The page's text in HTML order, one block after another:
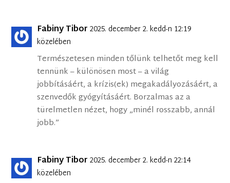
Fabiny Tibor 2025. december 2. kedd-n 12:19
közelében
Természetesen minden tőlünk telhetőt meg kell
tennünk – különösen most – a világ
jobbításáért, a krízis(ek) megakadályozásáért, a
szenvedők gyógyításáért. Borzalmas az a
türelmetlen nézet, hogy „minél rosszabb, annál
jobb.”
Fabiny Tibor 2025. december 2. kedd-n 22:14
közelében